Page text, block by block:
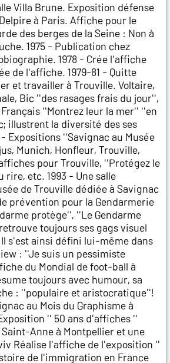
Villa Brune. Exposition défense
à Paris. Affiche pour le
des berges de la Seine : Non à
1975 - Publication chez
1978 - Crée l'affiche
de l'affiche. 1979-81 - Quitte
et travailler à Trouville. Voltaire,
Bic ''des rasages frais du jour'',
''Montrez leur la mer'' ''en
illustrent la diversité des ses
Expositions ''Savignac au Musée
Munich, Honfleur, Trouville,
pour Trouville, ''Protégez le
etc. 1993 - Une salle
de Trouville dédiée à Savignac
prévention pour la Gendarmerie
protège'', ''Le Gendarme
toujours ses gags visuel
s'est ainsi défini lui-même dans
: ''Je suis un pessimiste
du Mondial de foot-ball à
toujours avec humour, sa
: ''populaire et aristocratique''!
au Mois du Graphisme à
'' 50 ans d'affiches ''
Anne à Montpellier et une
Réalise l'affiche de l'exposition ''
de l'immigration en France